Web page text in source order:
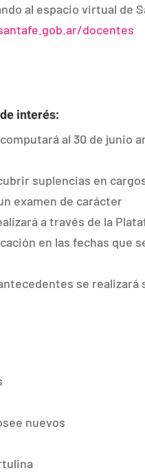
al espacio virtual de
docentes
interés:
al 30 de junio
suplencias en
examen de carácter
a través de la
en las fechas que
se realizará
nuevos